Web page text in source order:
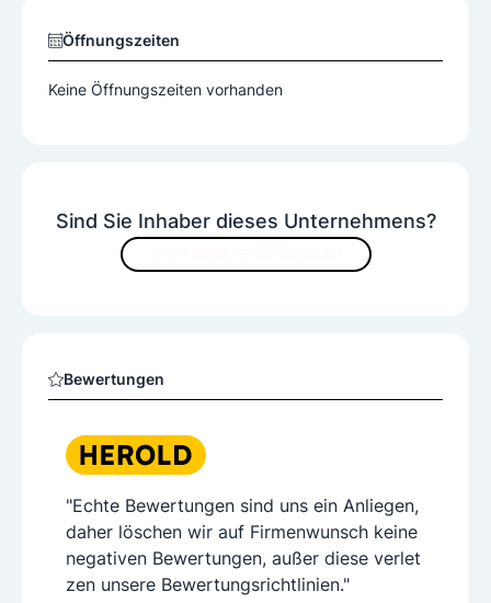
Sind Sie Inhaber dieses Unternehmens?
Bewertungen
"Echte Bewertungen sind uns ein Anliegen,
daher löschen wir auf Firmenwunsch keine
negativen Bewertungen, außer diese verlet
zen unsere Bewertungsrichtlinien."
Öffnungszeiten
Keine Öffnungszeiten vorhanden